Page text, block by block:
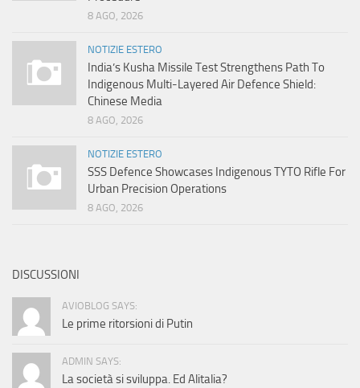
8 AGO, 2026
NOTIZIE ESTERO
India’s Kusha Missile Test Strengthens Path To
Indigenous Multi-Layered Air Defence Shield:
Chinese Media
8 AGO, 2026
NOTIZIE ESTERO
SSS Defence Showcases Indigenous TYTO Rifle For
Urban Precision Operations
8 AGO, 2026
DISCUSSIONI
AVIOBLOG SAYS:
Le prime ritorsioni di Putin
ADMIN SAYS:
La società si sviluppa. Ed Alitalia?